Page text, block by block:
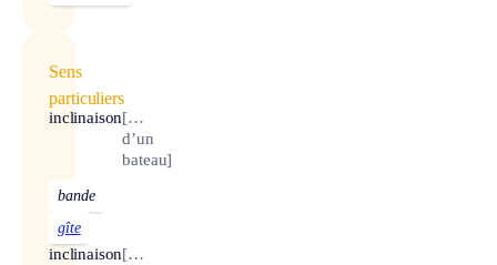
Sens
particuliers
inclinaison[…
d’un
bateau]
bande
gîte
inclinaison[…